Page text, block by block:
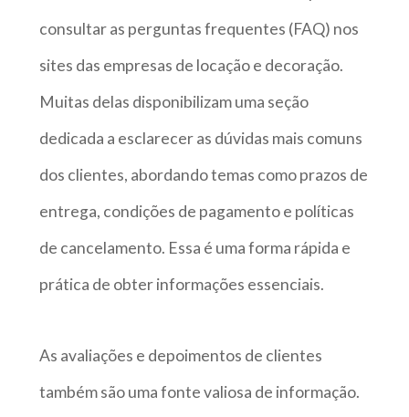
consultar as perguntas frequentes (FAQ) nos
sites das empresas de locação e decoração.
Muitas delas disponibilizam uma seção
dedicada a esclarecer as dúvidas mais comuns
dos clientes, abordando temas como prazos de
entrega, condições de pagamento e políticas
de cancelamento. Essa é uma forma rápida e
prática de obter informações essenciais.
As avaliações e depoimentos de clientes
também são uma fonte valiosa de informação.